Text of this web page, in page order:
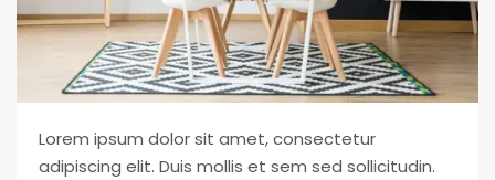
Lorem ipsum dolor sit amet, consectetur
adipiscing elit. Duis mollis et sem sed sollicitudin.